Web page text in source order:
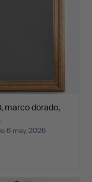
marco dorado,
6 may 2026